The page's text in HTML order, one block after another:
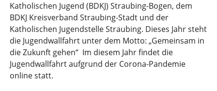
Katholischen Jugend (BDKJ) Straubing-Bogen, dem
BDKJ Kreisverband Straubing-Stadt und der
Katholischen Jugendstelle Straubing. Dieses Jahr steht
die Jugendwallfahrt unter dem Motto: „Gemeinsam in
die Zukunft gehen“ Im diesem Jahr findet die
Jugendwallfahrt aufgrund der Corona-Pandemie
online statt.